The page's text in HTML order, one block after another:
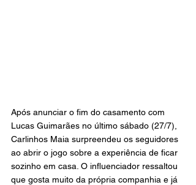
Após anunciar o fim do casamento com
Lucas Guimarães no último sábado (27/7),
Carlinhos Maia surpreendeu os seguidores
ao abrir o jogo sobre a experiência de ficar
sozinho em casa. O influenciador ressaltou
que gosta muito da própria companhia e já